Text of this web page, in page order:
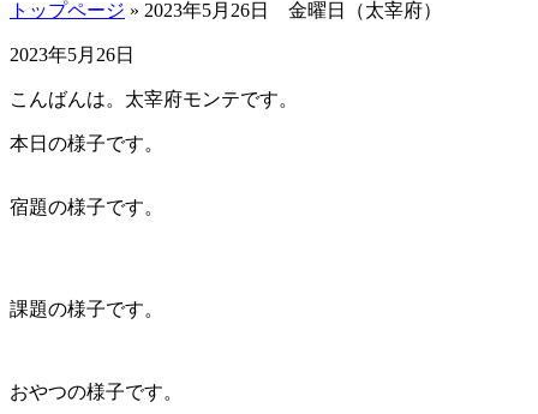
トップページ » 2023年5月26日 金曜日（太宰府）
2023年5月26日
こんばんは。太宰府モンテです。
本日の様子です。
宿題の様子です。
課題の様子です。
おやつの様子です。